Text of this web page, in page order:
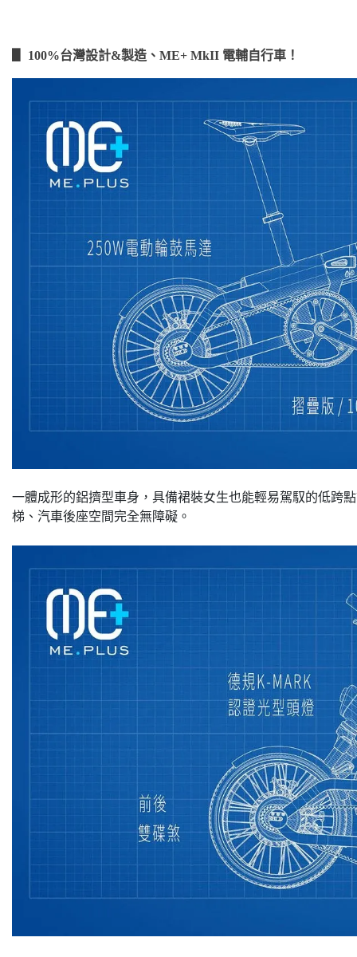
100%台灣設計&製造、ME+ MkII 電輔自行車！
一體成形的鋁擠型車身，具備裙裝女生也能輕易駕馭的低跨
梯、汽車後座空間完全無障礙。